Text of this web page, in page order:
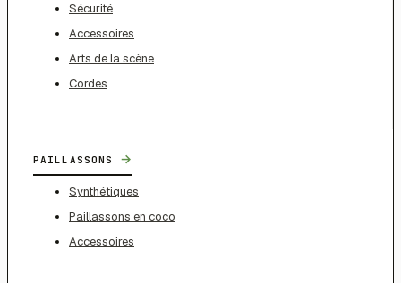
Sécurité
Accessoires
Arts de la scène
Cordes
PAILLASSONS →
Synthétiques
Paillassons en coco
Accessoires